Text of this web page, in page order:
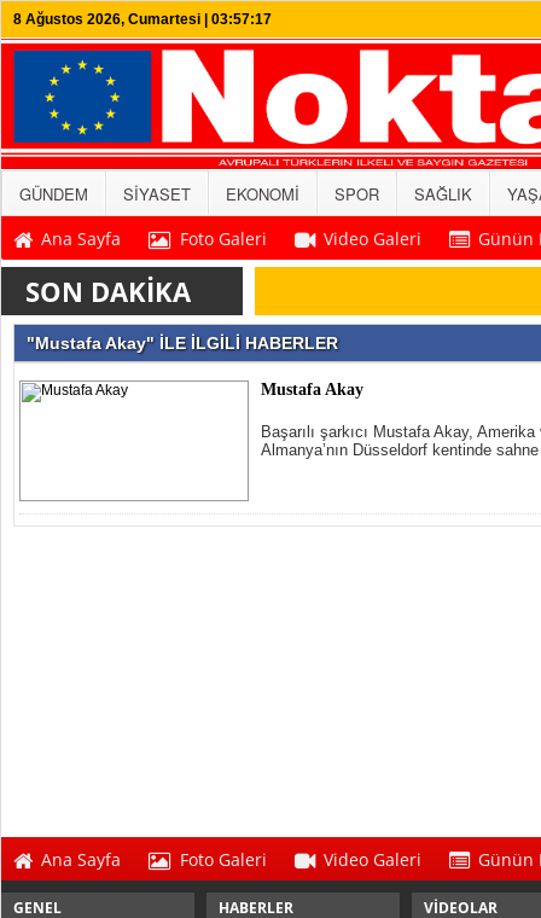
8 Ağustos 2026, Cumartesi | 03:57:17
GÜNDEM SİYASET EKONOMİ SPOR SAĞLIK
Ana Sayfa
Foto Galeri Video Galeri Günün
"Mustafa Akay" İLE İLGİLİ HABERLER
Mustafa Akay
Başarılı şarkıcı Mustafa Akay,
Almanya’nın Düsseldorf kentinde
Ana Sayfa Foto Galeri Video Galeri Günün
GENEL
HABERLER
VİDEOLAR